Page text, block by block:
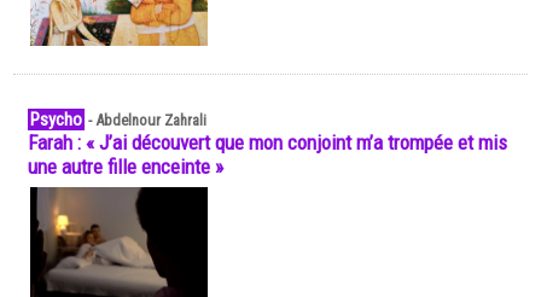
Psycho -Abdelnour Zahrali
Farah : « J’ai découvert que mon conjoint m’a trompée et mis
une autre fille enceinte »